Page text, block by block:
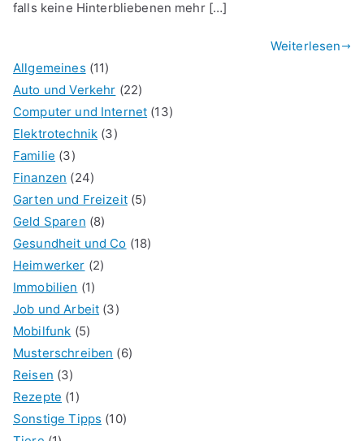
falls keine Hinterbliebenen mehr […]
Weiterlesen
Allgemeines (11)
Auto und Verkehr (22)
Computer und Internet (13)
Elektrotechnik (3)
Familie (3)
Finanzen (24)
Garten und Freizeit(5)
Geld Sparen (8)
Gesundheit und Co (18)
Heimwerker (2)
Immobilien (1)
Job und Arbeit (3)
Mobilfunk (5)
Musterschreiben (6)
Reisen (3)
Rezepte (1)
Sonstige Tipps (10)